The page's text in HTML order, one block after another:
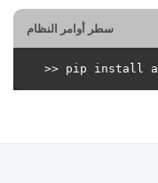
سطر أوامر النظام